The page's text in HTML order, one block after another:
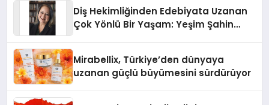
Diş Hekimliğinden Edebiyata Uzanan
Çok Yönlü Bir Yaşam: Yeşim Şahin
Mirabellix, Türkiye’den dünyaya
uzanan güçlü büyümesini sürdürüyor